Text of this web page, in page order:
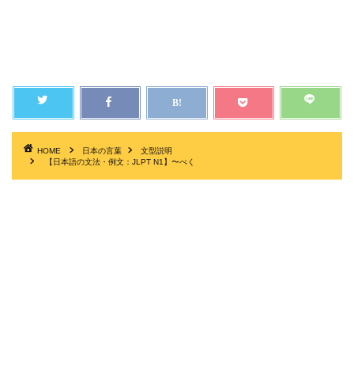
HOME 日本の言葉
文型説明
【日本語の文法・例文：JLPT N1】〜べく